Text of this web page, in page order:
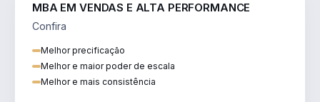
MBA EM VENDAS E ALTA PERFORMANCE
Confira
Melhor precificação
Melhor e maior poder de escala
Melhor e mais consistência